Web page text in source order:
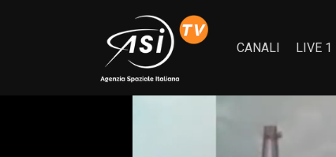
CANALI LIVE 1